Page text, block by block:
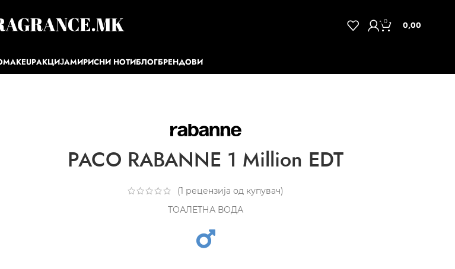
0 0,00
MAKEUPАКЦИЈАМИРИСНИ НОТИБЛОГБРЕНДОВИ
PACO RABANNE 1 Million EDT
(1 рецензија од купувач)
ТОАЛЕТНА ВОДА